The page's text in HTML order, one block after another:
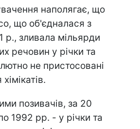
наполягає, що
що об'єдналася з
р., зливала мільярди
речовин у річки та
не пристосовані
позивачів, за 20
1992 рр. - у річки та